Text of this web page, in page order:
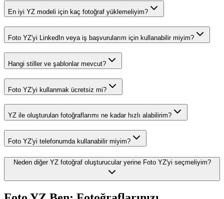
En iyi YZ modeli için kaç fotoğraf yüklemeliyim?
Foto YZ'yi LinkedIn veya iş başvurularım için kullanabilir miyim?
Hangi stiller ve şablonlar mevcut?
Foto YZ'yi kullanmak ücretsiz mi?
YZ ile oluşturulan fotoğraflarımı ne kadar hızlı alabilirim?
Foto YZ'yi telefonumda kullanabilir miyim?
Neden diğer YZ fotoğraf oluşturucular yerine Foto YZ'yi seçmeliyim?